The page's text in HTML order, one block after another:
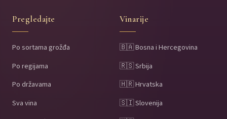
Pregledajte
Po sortama grožđa
Po regijama
Po državama
Sva vina
Vinarije
🇧🇦 Bosna i Hercegovina
🇷🇸 Srbija
🇭🇷 Hrvatska
🇸🇮 Slovenija